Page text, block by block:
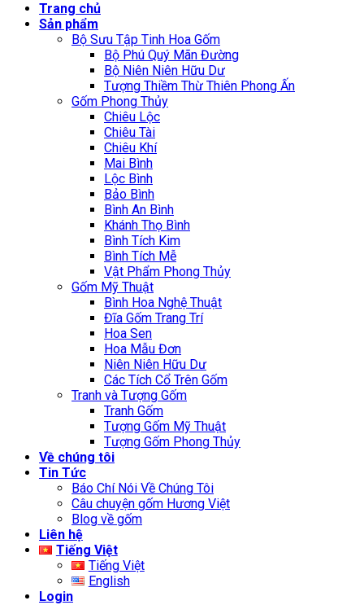
Trang chủ
Sản phẩm
Bộ Sưu Tập Tinh Hoa Gốm
Bộ Phú Quý Mãn Đường
Bộ Niên Niên Hữu Dư
Tượng Thiềm Thừ Thiên Phong Ấn
Gốm Phong Thủy
Chiêu Lộc
Chiêu Tài
Chiêu Khí
Mai Bình
Lộc Bình
Bảo Bình
Bình An Bình
Khánh Thọ Bình
Bình Tích Kim
Bình Tích Mễ
Vật Phẩm Phong Thủy
Gốm Mỹ Thuật
Bình Hoa Nghệ Thuật
Đĩa Gốm Trang Trí
Hoa Sen
Hoa Mẫu Đơn
Niên Niên Hữu Dư
Các Tích Cổ Trên Gốm
Tranh và Tượng Gốm
Tranh Gốm
Tượng Gốm Mỹ Thuật
Tượng Gốm Phong Thủy
Về chúng tôi
Tin Tức
Báo Chí Nói Về Chúng Tôi
Câu chuyện gốm Hương Việt
Blog về gốm
Liên hệ
Tiếng Việt
Tiếng Việt
English
Login